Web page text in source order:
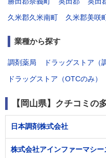
久米郡久米南町
久米郡美咲
業種から探す
調剤薬局
ドラッグストア（
ドラッグストア（OTCのみ）
【岡山県】クチコミの
日本調剤株式会社
株式会社アインファーマシー